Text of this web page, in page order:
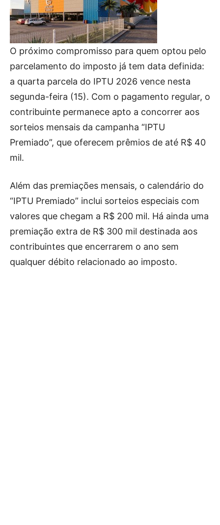
O próximo compromisso para quem optou pelo
parcelamento do imposto já tem data definida:
a quarta parcela do IPTU 2026 vence nesta
segunda-feira (15). Com o pagamento regular, o
contribuinte permanece apto a concorrer aos
sorteios mensais da campanha “IPTU
Premiado”, que oferecem prêmios de até R$ 40
mil.
Além das premiações mensais, o calendário do
“IPTU Premiado” inclui sorteios especiais com
valores que chegam a R$ 200 mil. Há ainda uma
premiação extra de R$ 300 mil destinada aos
contribuintes que encerrarem o ano sem
qualquer débito relacionado ao imposto.